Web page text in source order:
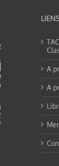
A
A